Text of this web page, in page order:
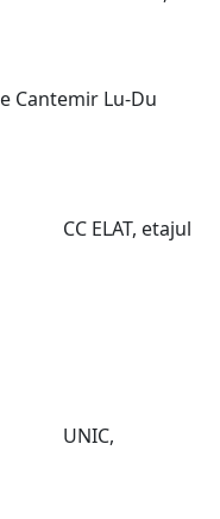
Cantemir Lu-Du
CC ELAT, etajul
UNIC,